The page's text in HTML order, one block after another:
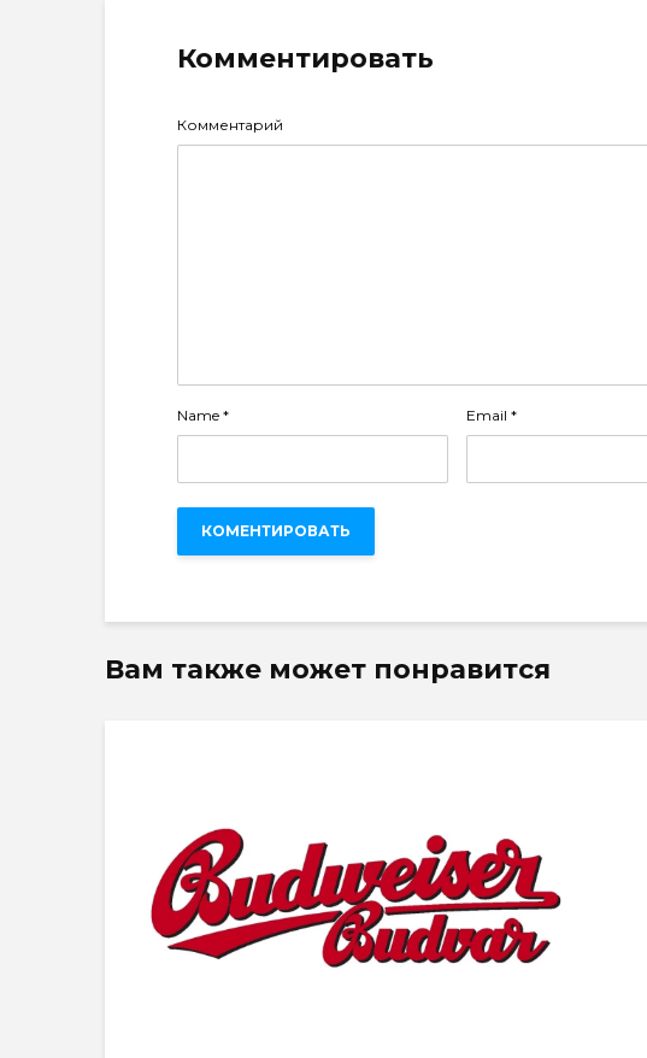
Комментировать
Комментарий
Name * Email *
Вам также может понравится